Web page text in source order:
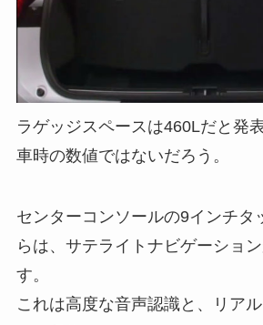
ラゲッジスペースは460Lだと発
車時の数値ではないだろう。
センターコンソールの9インチタ
らは、サテライトナビゲーショ
す。
これは高度な音声認識と、リア